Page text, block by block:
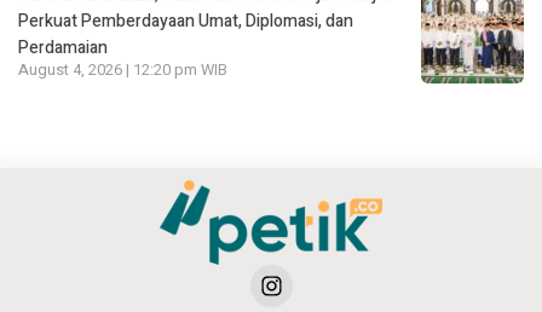
Perkuat Pemberdayaan Umat, Diplomasi, dan
Perdamaian
August 4, 2026 | 12:20 pm WIB